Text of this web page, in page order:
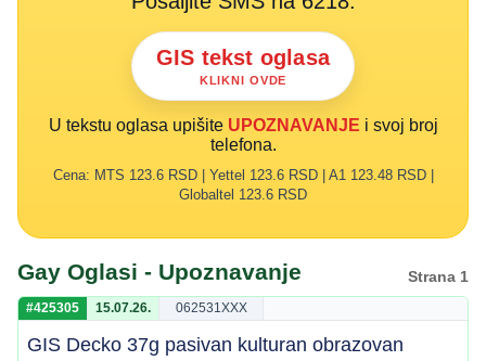
GIS tekst oglasa
KLIKNI OVDE
U tekstu oglasa upišite UPOZNAVANJE i svoj broj
telefona.
Cena: MTS 123.6 RSD | Yettel 123.6 RSD | A1 123.48 RSD |
Globaltel 123.6 RSD
Gay Oglasi - Upoznavanje Strana 1
#425305 15.07.26. 062531XXX
GIS Decko 37g pasivan kulturan obrazovan